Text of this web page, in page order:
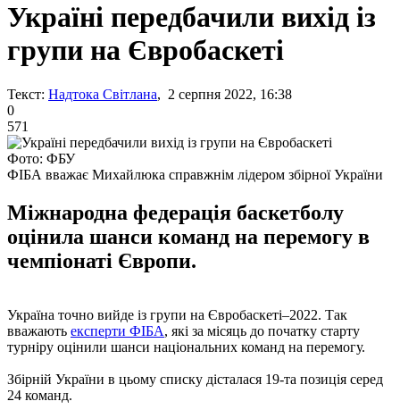
Україні передбачили вихід із
групи на Євробаскеті
Текст: Надтока Світлана, 2 серпня 2022, 16:38
0
571
Фото: ФБУ
ФІБА вважає Михайлюка справжнім лідером збірної України
Міжнародна федерація баскетболу
оцінила шанси команд на перемогу в
чемпіонаті Європи.
Україна точно вийде із групи на Євробаскеті–2022. Так
вважають експерти ФІБА, які за місяць до початку старту
турніру оцінили шанси національних команд на перемогу.
Збірній України в цьому списку дісталася 19-та позиція серед
24 команд.